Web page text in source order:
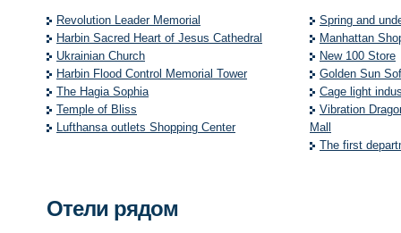
Revolution Leader Memorial
Harbin Sacred Heart of Jesus Cathedral
Ukrainian Church
Harbin Flood Control Memorial Tower
The Hagia Sophia
Temple of Bliss
Lufthansa outlets Shopping Center
Spring and
Manhattan
New 100 Store
Golden Sun
Cage light
Vibration
Mall
The first
Отели рядом